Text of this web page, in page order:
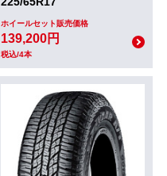
ホイールセット販売価格
139,200円
税込/4本